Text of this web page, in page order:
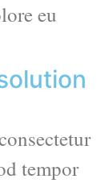
eu
tempor